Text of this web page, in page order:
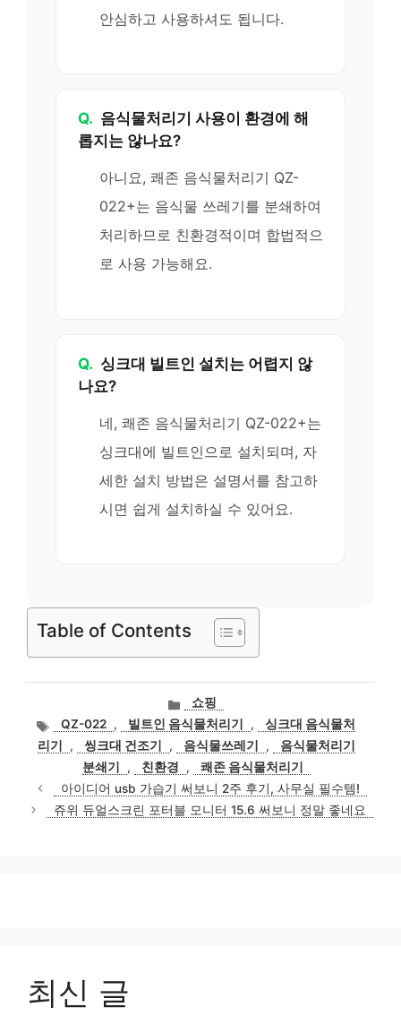
안심하고 사용하셔도 됩니다.
Q. 음식물처리기 사용이 환경에 해
롭지는 않나요?
아니요, 쾌존 음식물처리기 QZ-
022+는 음식물 쓰레기를 분쇄하여
처리하므로 친환경적이며 합법적으
로 사용 가능해요.
Q. 싱크대 빌트인 설치는 어렵지 않
나요?
네, 쾌존 음식물처리기 QZ-022+는
싱크대에 빌트인으로 설치되며, 자
세한 설치 방법은 설명서를 참고하
시면 쉽게 설치하실 수 있어요.
Table of Contents
카
테
고
리
쇼핑
태
그
QZ-022 , 빌트인 음식물처리기 ,
싱크대 음식물처
리기
, 씽크대 건조기 , 음식물쓰레기 ,
음식물처리기
분쇄기
, 친환경 ,
쾌존 음식물처리기
아이디어 usb 가습기 써보니 2주 후기, 사무실 필수템!
쥬위 듀얼스크린 포터블 모니터 15.6 써보니 정말 좋네요
최신 글